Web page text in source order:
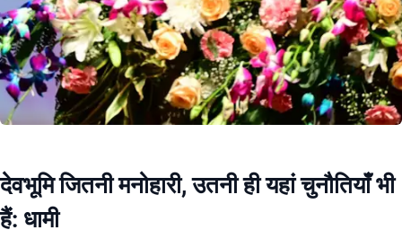
देवभूमि जितनी मनोहारी, उतनी ही यहां चुनौतियाँ भी
हैं: धामी